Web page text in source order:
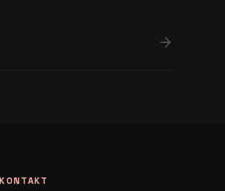
arrow_forward
KONTAKT